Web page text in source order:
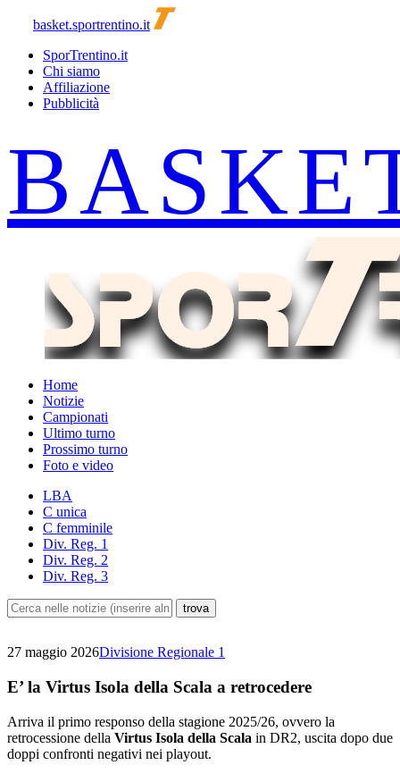
basket.sportrentino.it
SporTrentino.it
Chi siamo
Affiliazione
Pubblicità
Home
Notizie
Campionati
Ultimo turno
Prossimo turno
Foto e video
LBA
C unica
C femminile
Div. Reg. 1
Div. Reg. 2
Div. Reg. 3
27 maggio 2026Divisione Regionale 1
E’ la Virtus Isola della Scala a retrocedere
Arriva il primo responso della stagione 2025/26, ovvero la
retrocessione della Virtus Isola della Scala in DR2, uscita dopo due
doppi confronti negativi nei playout.